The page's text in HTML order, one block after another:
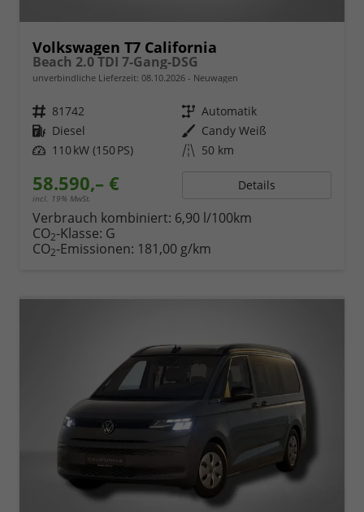
Volkswagen T7 California
Beach 2.0 TDI 7-Gang-DSG
unverbindliche Lieferzeit: 08.10.2026 Neuwagen
Fahrzeugnr. 81742 Getriebe Automatik
Kraftstoff Diesel Außenfarbe Candy Weiß
Leistung 110 kW (150 PS) Kilometerstand 50 km
58.590,– €
incl. 19% MwSt.
Details
Verbrauch kombiniert: 6,90 l/100km
CO2-Klasse: G
CO2-Emissionen: 181,00 g/km